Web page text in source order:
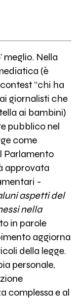
meglio. Nella
(è
“chi ha
giornalisti che
ai bambini)
pubblico nel
come
Parlamento
approvata
-
aspetti del
nella
in parole
aggiorna
della legge.
personale,
complessa e al